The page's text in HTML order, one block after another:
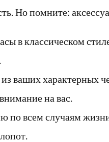
Но помните:
в классическом
ваших характерных
на вас.
по всем случаям